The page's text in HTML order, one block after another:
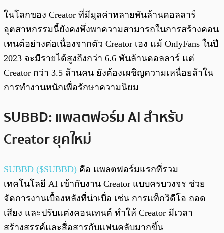
ในโลกของ Creator ที่มีมูลค่าหลายพันล้านดอลลาร์
อุตสาหกรรมนี้ยังคงพึ่งพาความสามารถในการสร้างคอน
เทนต์อย่างต่อเนื่องจากตัว Creator เอง แม้ OnlyFans ในปี
2023 จะมีรายได้สูงถึงกว่า 6.6 พันล้านดอลลาร์ แต่
Creator กว่า 3.5 ล้านคน ยังต้องเผชิญความเหนื่อยล้าใน
การทำงานหนักเพื่อรักษาความนิยม
SUBBD: แพลตฟอร์ม AI สำหรับ
Creator ยุคใหม่
SUBBD ($SUBBD) คือ แพลตฟอร์มแรกที่รวม
เทคโนโลยี AI เข้ากับงาน Creator แบบครบวงจร ช่วย
จัดการงานเบื้องหลังที่น่าเบื่อ เช่น การแท็กวิดีโอ ถอด
เสียง และปรับแต่งคอนเทนต์ ทำให้ Creator มีเวลา
สร้างสรรค์และสื่อสารกับแฟนคลับมากขึ้น